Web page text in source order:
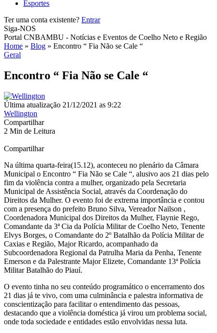
Esportes
Ter uma conta existente? Entrar
Siga-NOS
Portal CNBAMBU - Notícias e Eventos de Coelho Neto e Região
Home » Blog » Encontro “ Fia Não se Cale “
Geral
Encontro “ Fia Não se Cale “
Última atualização 21/12/2021 as 9:22
Wellington
Compartilhar
2 Min de Leitura
Compartilhar
Na última quarta-feira(15.12), aconteceu no plenário da Câmara
Municipal o Encontro “ Fia Não se Cale “, alusivo aos 21 dias pelo
fim da violência contra a mulher, organizado pela Secretaria
Municipal de Assistência Social, através da Coordenação do
Direitos da Mulher. O evento foi de extrema importância e contou
com a presença do prefeito Bruno Silva, Vereador Nailson ,
Coordenadora Municipal dos Direitos da Mulher, Flaynie Rego,
Comandante da 3ª Cia da Polícia Militar de Coelho Neto, Tenente
Elvys Borges, o Comandante do 2º Batalhão da Polícia Militar de
Caxias e Região, Major Ricardo, acompanhado da
Subcoordenadora Regional da Patrulha Maria da Penha, Tenente
Emerson e da Palestrante Major Elizete, Comandante 13ª Polícia
Militar Batalhão do Piauí.
O evento tinha no seu conteúdo programático o encerramento dos
21 dias já te vivo, com uma culminância e palestra informativa de
conscientização para facilitar o entendimento das pessoas,
destacando que a violência doméstica já virou um problema social,
onde toda sociedade e entidades estão envolvidas nessa luta.